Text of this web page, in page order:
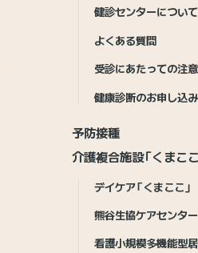
健診センターについて
よくある質問
受診にあたっての注
健康診断のお申し込み
予防接種
介護複合施設「くまここ
デイケア「くまここ」
熊谷生協ケアセンター
看護小規模多機能型